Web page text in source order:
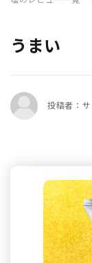
うまい
投稿者：